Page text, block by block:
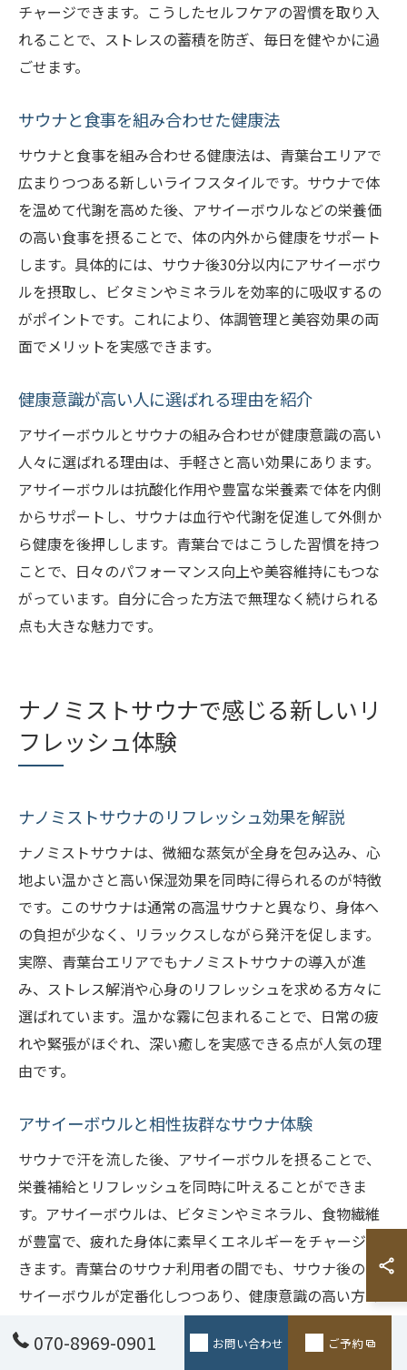
チャージできます。こうしたセルフケアの習慣を取り入
れることで、ストレスの蓄積を防ぎ、毎日を健やかに過
ごせます。
サウナと食事を組み合わせた健康法
サウナと食事を組み合わせる健康法は、青葉台エリアで
広まりつつある新しいライフスタイルです。サウナで体
を温めて代謝を高めた後、アサイーボウルなどの栄養価
の高い食事を摂ることで、体の内外から健康をサポート
します。具体的には、サウナ後30分以内にアサイーボウ
ルを摂取し、ビタミンやミネラルを効率的に吸収するの
がポイントです。これにより、体調管理と美容効果の両
面でメリットを実感できます。
健康意識が高い人に選ばれる理由を紹介
アサイーボウルとサウナの組み合わせが健康意識の高い
人々に選ばれる理由は、手軽さと高い効果にあります。
アサイーボウルは抗酸化作用や豊富な栄養素で体を内側
からサポートし、サウナは血行や代謝を促進して外側か
ら健康を後押しします。青葉台ではこうした習慣を持つ
ことで、日々のパフォーマンス向上や美容維持にもつな
がっています。自分に合った方法で無理なく続けられる
点も大きな魅力です。
ナノミストサウナで感じる新しいリ
フレッシュ体験
ナノミストサウナのリフレッシュ効果を解説
ナノミストサウナは、微細な蒸気が全身を包み込み、心
地よい温かさと高い保湿効果を同時に得られるのが特徴
です。このサウナは通常の高温サウナと異なり、身体へ
の負担が少なく、リラックスしながら発汗を促します。
実際、青葉台エリアでもナノミストサウナの導入が進
み、ストレス解消や心身のリフレッシュを求める方々に
選ばれています。温かな霧に包まれることで、日常の疲
れや緊張がほぐれ、深い癒しを実感できる点が人気の理
由です。
アサイーボウルと相性抜群なサウナ体験
サウナで汗を流した後、アサイーボウルを摂ることで、
栄養補給とリフレッシュを同時に叶えることができま
す。アサイーボウルは、ビタミンやミネラル、食物繊維
が豊富で、疲れた身体に素早くエネルギーをチャージで
きます。青葉台のサウナ利用者の間でも、サウナ後のア
サイーボウルが定番化しつつあり、健康意識の高い方々
から支持を集めています。サウナとアサイーボウルの組
み合わせは、美容と健康の両立を目指す方に最適な選択
070-8969-0901 お問い合わせ ご予約